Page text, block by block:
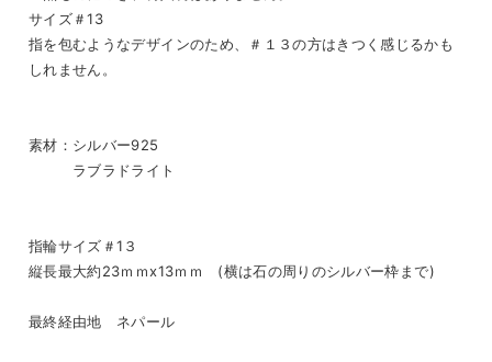
サイズ＃13
指を包むようなデザインのため、＃１３の方はきつく感じるかも
しれません。
素材：シルバー925
ラブラドライト
指輪サイズ＃1３
縦長最大約23ｍｍx13ｍｍ (横は石の周りのシルバー枠まで)
最終経由地 ネパール